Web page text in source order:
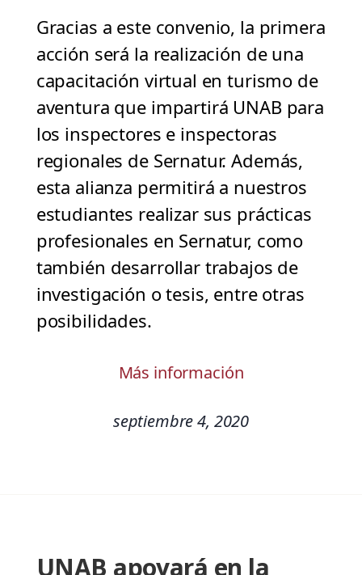
Gracias a este convenio, la primera
acción será la realización de una
capacitación virtual en turismo de
aventura que impartirá UNAB para
los inspectores e inspectoras
regionales de Sernatur. Además,
esta alianza permitirá a nuestros
estudiantes realizar sus prácticas
profesionales en Sernatur, como
también desarrollar trabajos de
investigación o tesis, entre otras
posibilidades.
Más información
septiembre 4, 2020
UNAB apoyará en la